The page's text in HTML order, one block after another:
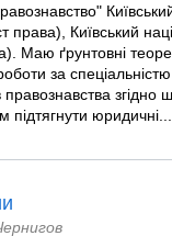
права), Київський
Маю ґрунтовні
за
згідно
підтягнути юридичні...